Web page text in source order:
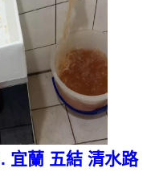
宜蘭 五結 清水路